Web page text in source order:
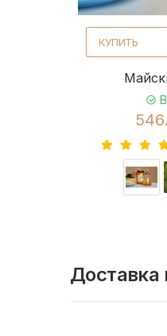
КУПИТЬ
Доставка